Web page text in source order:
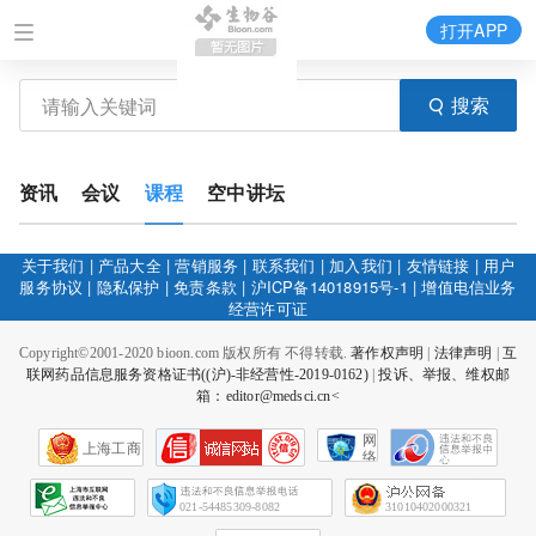
搜索
打开APP
资讯 会议 课程 空中讲坛
关于我们 | 产品大全|营销服务 | 联系我们 | 加入我们 | 友情链接 | 用户
服务协议 | 隐私保护 |免责条款 | 沪ICP备14018915号-1 |增值电信业务
经营许可证
Copyright©2001-2020 bioon.com 版权所有 不得转载.著作权声明 法律声明
互
联网药品信息服务资格证书((沪)-非经营性-2019-0162)|投诉、举报、维权邮
箱：editor@medsci.cn<
上海工商
网
络
会
征
021-54485309-8082 31010402000321